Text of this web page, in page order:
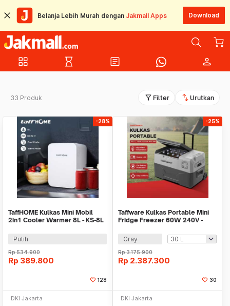
Belanja Lebih Murah dengan Jakmall Apps Download
grid_view hourglass_empty article person
33 Produk filter_alt Filter swap_vert Urutkan
-28%
TaffHOME Kulkas Mini Mobil
2in1 Cooler Warmer 8L - KS-8L
Putih
Rp534.900
Rp 389.800
128
DKI Jakarta
-25%
Taffware Kulkas Portable Mini
Fridge Freezer 60W 240V -
Gray
Rp3.175.900
Rp 2.387.300
30
DKI Jakarta